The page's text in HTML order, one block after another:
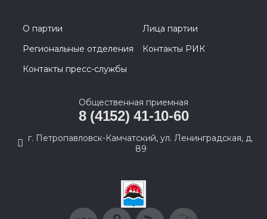
О партии
Лица партии
Региональные отделения
Контакты РИК
Контакты пресс-службы
Общественная приемная
8 (4152) 41-10-60
г. Петропавловск-Камчатский, ул. Ленинградская, д.
89